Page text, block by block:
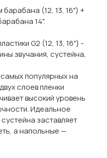
(12, 13, 16") +
14".
G2 (12, 13, 16") -
звучания, сустейна,
популярных на
слоев пленки
высокий уровень
Идеальное
заставляет
а напольные —